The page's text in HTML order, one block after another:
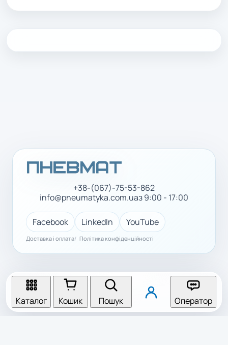
+38-(067)-75-53-862
info@pneumatyka.com.uaз 9:00 - 17:00
Facebook LinkedIn YouTube
Доставка і оплата Політика конфіденційності
Каталог Кошик Пошук Оператор